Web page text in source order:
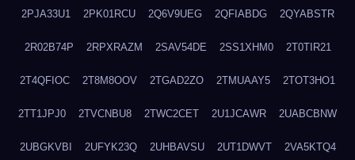
2PJA33U1 2PK01RCU 2Q6V9UEG 2QFIABDG 2QYABSTR
2R02B74P 2RPXRAZM 2SAV54DE 2SS1XHM0 2T0TIR21
2T4QFIOC 2T8M8OOV 2TGAD2ZO 2TMUAAY5 2TOT3HO1
2TT1JPJ0 2TVCNBU8 2TWC2CET 2U1JCAWR 2UABCBNW
2UBGKVBI 2UFYK23Q 2UHBAVSU 2UT1DWVT 2VA5KTQ4